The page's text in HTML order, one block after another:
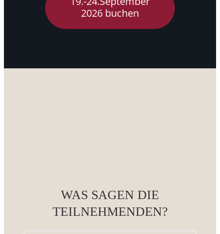
2026 buchen
WAS SAGEN DIE
TEILNEHMENDEN?